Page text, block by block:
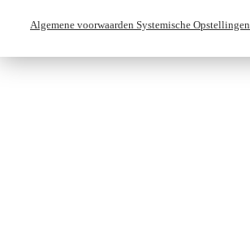
Algemene voorwaarden Systemische Opstellingen